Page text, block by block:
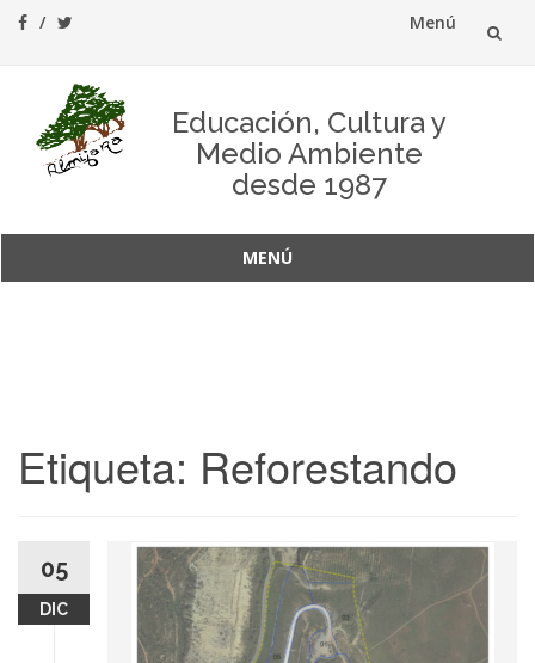
Menú
contenido
Educación, Cultura y
Medio Ambiente
desde 1987
MENÚ
Etiqueta: Reforestando
05
DIC